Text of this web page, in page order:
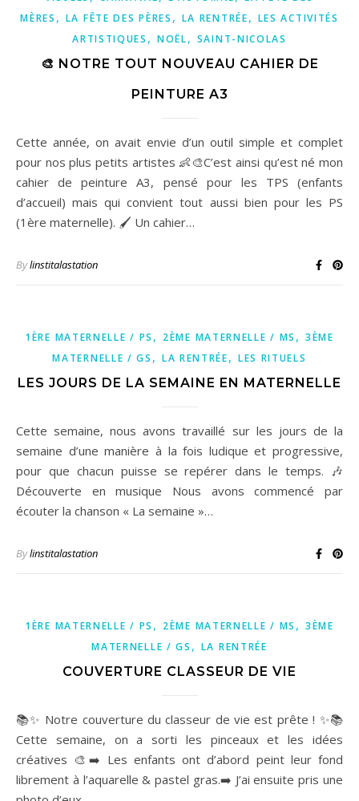
MÈRES , LA FÊTE DES PÈRES , LA RENTRÉE, LES ACTIVITÉS
ARTISTIQUES , NOËL, SAINT-NICOLAS
🎨 NOTRE TOUT NOUVEAU CAHIER DE
PEINTURE A3
Cette année, on avait envie d’un outil simple et complet
pour nos plus petits artistes 👶🎨C’est ainsi qu’est né mon
cahier de peinture A3, pensé pour les TPS (enfants
d’accueil) mais qui convient tout aussi bien pour les PS
(1ère maternelle). 🖌️ Un cahier…
Bylinstitalastation
1ÈRE MATERNELLE / PS , 2ÈME MATERNELLE / MS ,3ÈME
MATERNELLE / GS , LA RENTRÉE, LES RITUELS
LES JOURS DE LA SEMAINE EN MATERNELLE
Cette semaine, nous avons travaillé sur les jours de la
semaine d’une manière à la fois ludique et progressive,
pour que chacun puisse se repérer dans le temps. 🎶
Découverte en musique Nous avons commencé par
écouter la chanson « La semaine »…
Bylinstitalastation
1ÈRE MATERNELLE / PS , 2ÈME MATERNELLE / MS ,3ÈME
MATERNELLE / GS , LA RENTRÉE
COUVERTURE CLASSEUR DE VIE
📚✨ Notre couverture du classeur de vie est prête ! ✨📚
Cette semaine, on a sorti les pinceaux et les idées
créatives 🎨➡️ Les enfants ont d’abord peint leur fond
librement à l’aquarelle & pastel gras.➡️ J’ai ensuite pris une